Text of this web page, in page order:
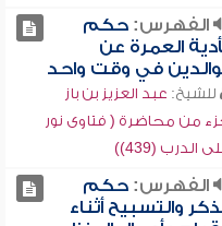
الفهرس:حكم
العمرة عن
في وقت واحد
للشيخ: عبد العزيز بن باز
من محاضرة ( فتاوى نور
الدرب (439))
الفهرس:حكم
والتسبيح أثناء